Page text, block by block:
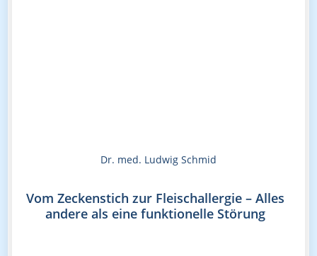
Dr. med. Ludwig Schmid
Vom Zeckenstich zur Fleischallergie – Alles
andere als eine funktionelle Störung